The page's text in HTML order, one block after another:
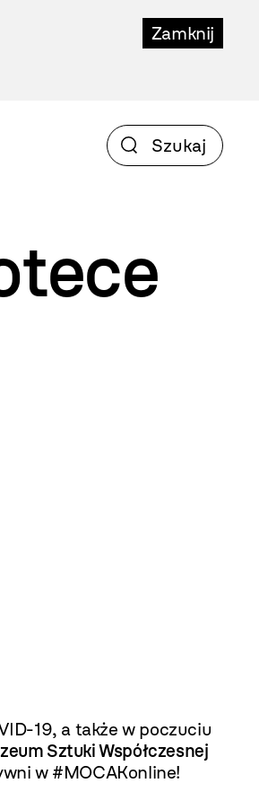
Zamknij
19, a także w poczuciu
Sztuki Współczesnej
w #MOCAKonline!